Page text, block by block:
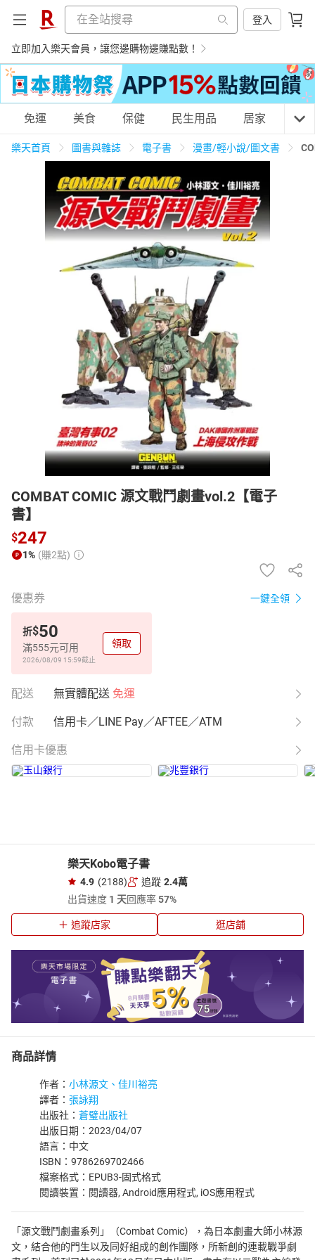
登入
立即加入樂天會員，讓您邊購物邊賺點數！
購物網分類
天天免運 美食蛋糕 養生保健 民生用品
3C家電 運動休閒
男裝 化妝保養
電子/紙本書
HOT
免運 美食 保健 民生用品 居家 3C
樂天首頁 圖書與雜誌 電子書 漫畫/輕小說/圖文書
COMBAT COMIC 源文戰鬥劇畫vol.2【電子
書】
$247
1% (賺2點)
優惠券 一鍵全領
折$50
滿555元可用
2026/08/09 15:59截止
領取
配送 無實體配送 免運
付款 信用卡／LINE Pay／AFTEE／ATM
信用卡優惠
樂天Kobo電子書
4.9 (2188) 追蹤 2.4萬
出貨速度 1 天回應率57%
追蹤店家 逛店舖
商品詳情
作者： 小林源文、佳川裕亮
譯者： 張詠翔
出版社： 蒼璧出版社
出版日期：2023/04/07
語言：中文
ISBN：9786269702466
檔案格式：EPUB3-固式格式
閱讀裝置：閱讀器, Android應用程式, iOS應用程式
「源文戰鬥劇畫系列」（Combat Comic），為日本劇畫大師小林源
文，結合他的門生以及同好組成的創作團隊，所新創的連載戰爭劇